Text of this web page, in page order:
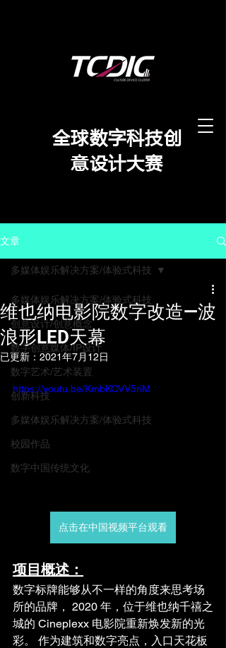
​全球数字科技创
意设计大赛
文章
多媒体娱乐解决方案/体验式科技
创意设计/创意概念
数字创意媒体/IP设计
数字艺术/艺术装置
创新科技
多媒体娱乐解决方案/体验式科技
校园作品
数字中国传统文化
多媒体娱乐解决方案/体验式科技
维也纳电影院数字改造—波
浪形LED天幕
已更新： 2021年7月12日
https://youtu.be/KmbKOVV5riM
点击在中国视频平台观看
项目概述：
数字标牌能够从不一样的角度来思考场
所的品牌， 2020 年，位于维也纳千禧之
城的 Cineplexx 电影院重新焕发新的光
彩。 作为建筑和数字亮点，入口天花板